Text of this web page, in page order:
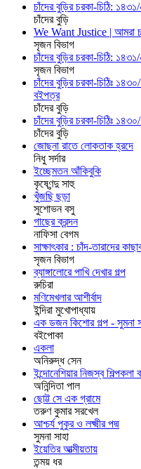
চাঁদের বুড়ির চরকা-চিঠি:
চাঁদের বুড়ি
We Want Justice | আমরা
সৃজন বিভাগ
চাঁদের বুড়ির চরকা-চিঠি:
সৃজন বিভাগ
চাঁদের বুড়ির চরকা-চিঠিঃ
বইপত্র
চাঁদের বুড়ি
চাঁদের বুড়ির চরকা-চিঠিঃ
চাঁদের বুড়ি
জোছনা রাতে লোকতাক হ্রদে
নিধু সর্দার
ইচ্ছেমতন আঁকিবুকি
কৃষ্ণেন্দু সাহু
খুঁজছি ছড়া
সুশোভন বসু
গাছের ক্রন্দন
নাফিসা বেগম
সাক্ষাৎকার : চাঁদ-তারাদের
সৃজন বিভাগ
ব্যাঙ্গালোরে পাখি দেখার গল্প
রুচিরা
মণিমেখলার আশীর্বাদ
ইন্দিরা মুখোপাধ্যায়
এক ডজন কিশোর গল্প - সুমনা
বইপোকা
একলা
অনিরুদ্ধ সেন
ইন্দোনেশিয়ার নিজস্ব শিল্পকলা
অনিন্দিতা পাল
ছোট্ট সে এক গ্রামে
তরুণ কুমার সরখেল
আশ্চর্য পুকুর ও লক্ষ্মীর পদ্ম
সুমনা সাহা
ইয়েতির আত্মীয়তায়
তন্ময় ধর